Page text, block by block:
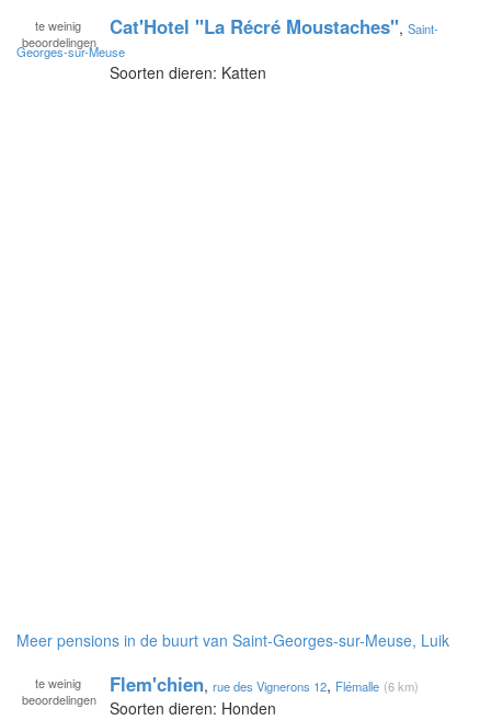
te weinig
beoordelingen
Cat'Hotel "La Récré Moustaches", Saint-
Georges-sur-Meuse
Soorten dieren: Katten
Meer pensions in de buurt van Saint-Georges-sur-Meuse, Luik
te weinig
beoordelingen
Flem'chien, rue des Vignerons 12, Flémalle (6 km)
Soorten dieren: Honden